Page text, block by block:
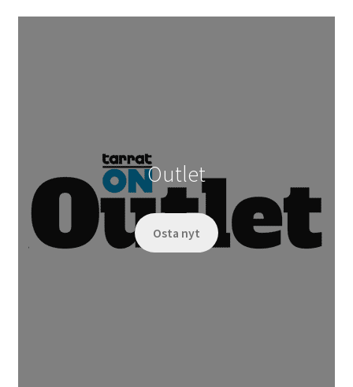
Outlet
Osta nyt